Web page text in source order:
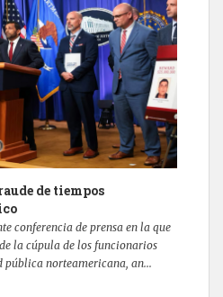
de tiempos
conferencia de prensa en la que
la cúpula de los funcionarios
pública norteamericana, an...